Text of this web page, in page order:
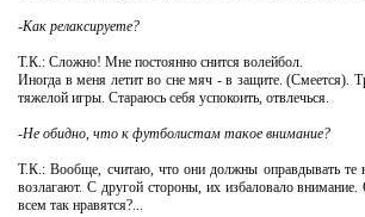
-Как релаксируете?
Т.К.: Сложно! Мне постоянно снится волейбол.
Иногда в меня летит во сне мяч - в защите. (Смеется).
тяжелой игры. Стараюсь себя успокоить, отвлечься.
-Не обидно, что к футболистам такое внимание?
Т.К.: Вообще, считаю, что они должны оправдывать те
возлагают. С другой стороны, их избаловало
всем так нравятся?...